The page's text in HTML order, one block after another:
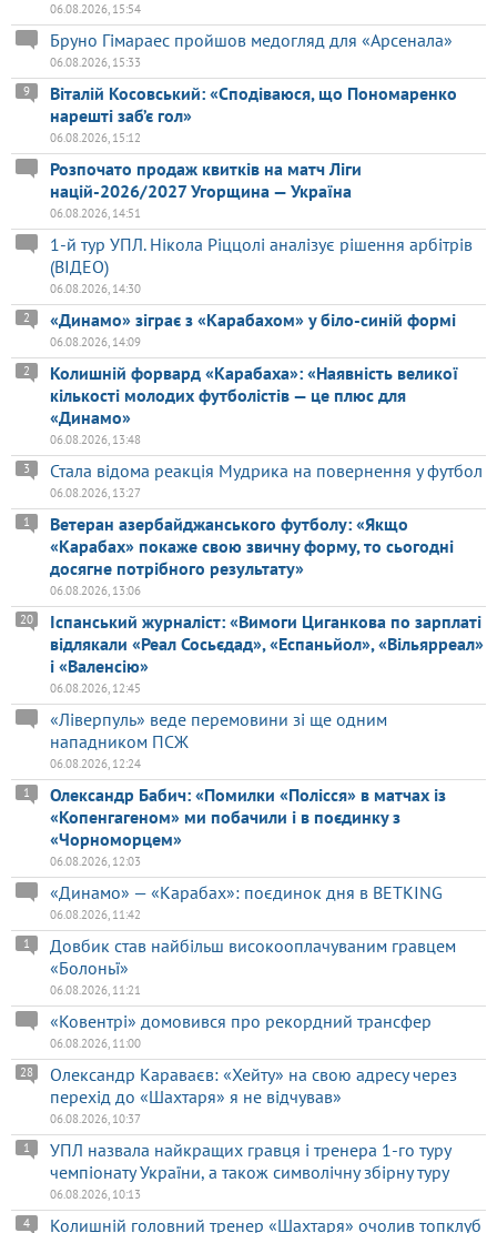
06.08.2026, 15:54
Бруно Гімараес пройшов медогляд для «Арсенала»
06.08.2026, 15:33
Віталій Косовський: «Сподіваюся, що Пономаренко
нарешті заб’є гол»
9
06.08.2026, 15:12
Розпочато продаж квитків на матч Ліги
націй-2026/2027 Угорщина — Україна
06.08.2026, 14:51
1-й тур УПЛ. Нікола Ріццолі аналізує рішення арбітрів
(ВІДЕО)
06.08.2026, 14:30
«Динамо» зіграє з «Карабахом» у біло-синій формі
2
06.08.2026, 14:09
Колишній форвард «Карабаха»: «Наявність великої
кількості молодих футболістів — це плюс для
«Динамо»
2
06.08.2026, 13:48
Стала відома реакція Мудрика на повернення у футбол
3
06.08.2026, 13:27
Ветеран азербайджанського футболу: «Якщо
«Карабах» покаже свою звичну форму, то сьогодні
досягне потрібного результату»
1
06.08.2026, 13:06
Іспанський журналіст: «Вимоги Циганкова по зарплаті
відлякали «Реал Сосьєдад», «Еспаньйол», «Вільярреал»
і «Валенсію»
20
06.08.2026, 12:45
«Ліверпуль» веде перемовини зі ще одним
нападником ПСЖ
06.08.2026, 12:24
Олександр Бабич: «Помилки «Полісся» в матчах із
«Копенгагеном» ми побачили і в поєдинку з
«Чорноморцем»
1
06.08.2026, 12:03
«Динамо» — «Карабах»: поєдинок дня в BETKING
06.08.2026, 11:42
Довбик став найбільш високооплачуваним гравцем
«Болоньї»
1
06.08.2026, 11:21
«Ковентрі» домовився про рекордний трансфер
06.08.2026, 11:00
Олександр Караваєв: «Хейту» на свою адресу через
перехід до «Шахтаря» я не відчував»
28
06.08.2026, 10:37
УПЛ назвала найкращих гравця і тренера 1-го туру
чемпіонату України, а також символічну збірну туру
1
06.08.2026, 10:13
Колишній головний тренер «Шахтаря» очолив топклуб
4